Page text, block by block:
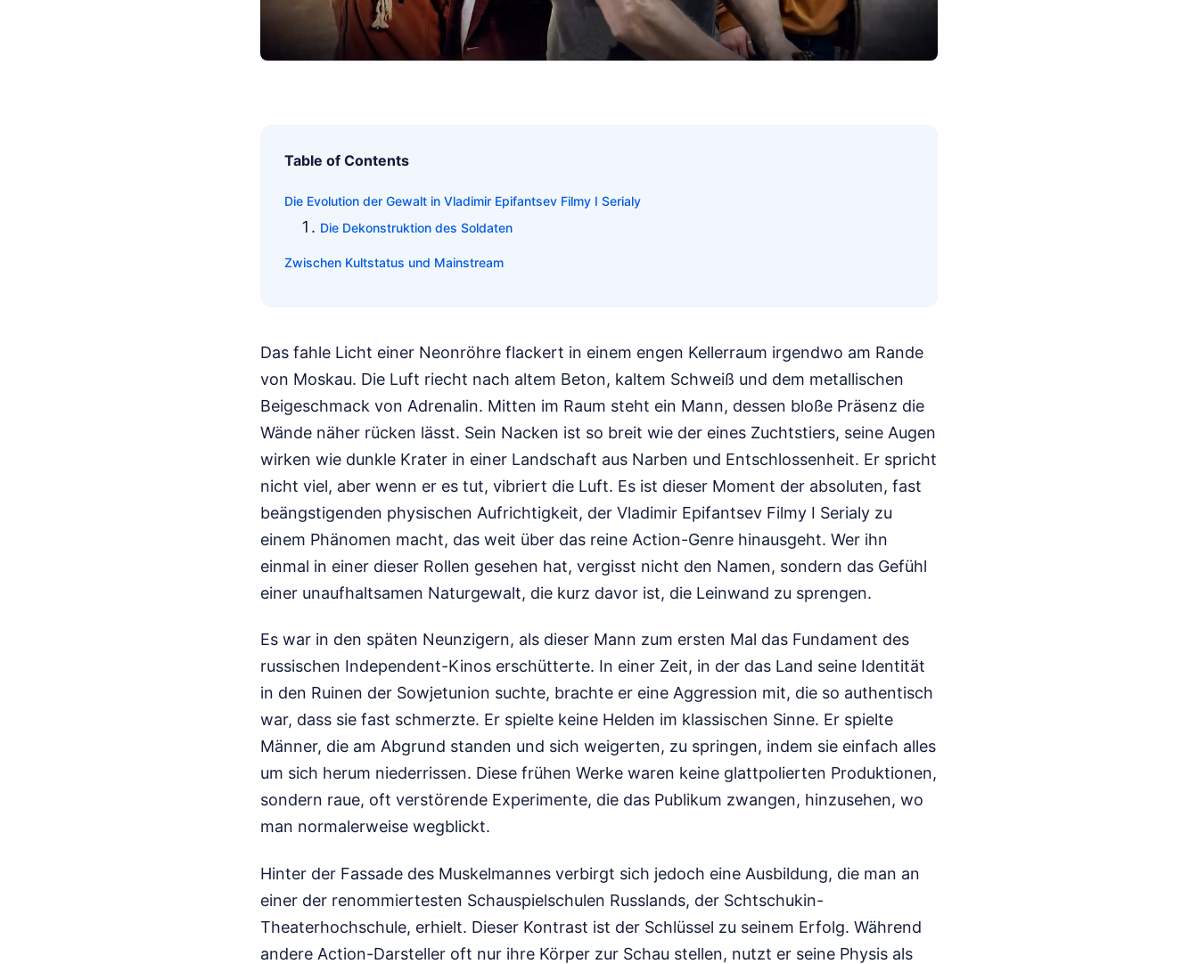
Table of Contents
Die Evolution der Gewalt in Vladimir Epifantsev Filmy I Serialy
Die Dekonstruktion des Soldaten
Zwischen Kultstatus und Mainstream
Das fahle Licht einer Neonröhre flackert in einem engen Kellerraum irgendwo am Rande
von Moskau. Die Luft riecht nach altem Beton, kaltem Schweiß und dem metallischen
Beigeschmack von Adrenalin. Mitten im Raum steht ein Mann, dessen bloße Präsenz die
Wände näher rücken lässt. Sein Nacken ist so breit wie der eines Zuchtstiers, seine Augen
wirken wie dunkle Krater in einer Landschaft aus Narben und Entschlossenheit. Er spricht
nicht viel, aber wenn er es tut, vibriert die Luft. Es ist dieser Moment der absoluten, fast
beängstigenden physischen Aufrichtigkeit, der Vladimir Epifantsev Filmy I Serialy zu
einem Phänomen macht, das weit über das reine Action-Genre hinausgeht. Wer ihn
einmal in einer dieser Rollen gesehen hat, vergisst nicht den Namen, sondern das Gefühl
einer unaufhaltsamen Naturgewalt, die kurz davor ist, die Leinwand zu sprengen.
Es war in den späten Neunzigern, als dieser Mann zum ersten Mal das Fundament des
russischen Independent-Kinos erschütterte. In einer Zeit, in der das Land seine Identität
in den Ruinen der Sowjetunion suchte, brachte er eine Aggression mit, die so authentisch
war, dass sie fast schmerzte. Er spielte keine Helden im klassischen Sinne. Er spielte
Männer, die am Abgrund standen und sich weigerten, zu springen, indem sie einfach alles
um sich herum niederrissen. Diese frühen Werke waren keine glattpolierten Produktionen,
sondern raue, oft verstörende Experimente, die das Publikum zwangen, hinzusehen, wo
man normalerweise wegblickt.
Hinter der Fassade des Muskelmannes verbirgt sich jedoch eine Ausbildung, die man an
einer der renommiertesten Schauspielschulen Russlands, der Schtschukin-
Theaterhochschule, erhielt. Dieser Kontrast ist der Schlüssel zu seinem Erfolg. Während
andere Action-Darsteller oft nur ihre Körper zur Schau stellen, nutzt er seine Physis als